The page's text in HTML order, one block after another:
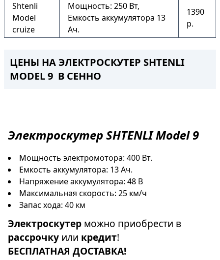
Shtenli
Model
cruize
Мощность: 250 Вт,
Емкость аккумулятора 13
Ач.
1390
р.
ЦЕНЫ НА ЭЛЕКТРОСКУТЕР SHTENLI
MODEL 9 В СЕННО
ЭлектроскутерSHTENLI Model 9
Мощность электромотора: 400 Вт.
Емкость аккумулятора: 13 Ач.
Напряжение аккумулятора: 48 В
Максимальная скорость: 25 км/ч
Запас хода: 40 км
Электроскутер можно приобрести в
рассрочку или кредит!
БЕСПЛАТНАЯ ДОСТАВКА!